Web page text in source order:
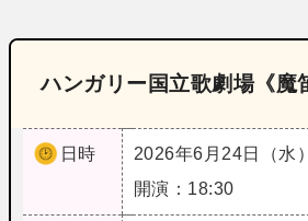
ハンガリー国立歌劇場《魔
日時
2026年6月24日（水）
開演：18:30